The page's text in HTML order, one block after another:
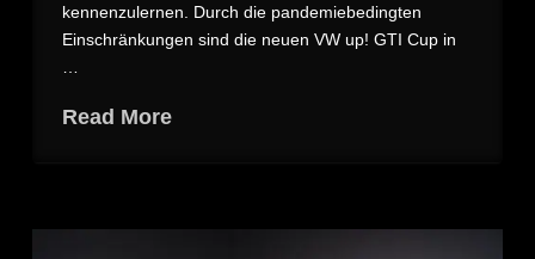
kennenzulernen. Durch die pandemiebedingten
Einschränkungen sind die neuen VW up! GTI Cup in
Read More